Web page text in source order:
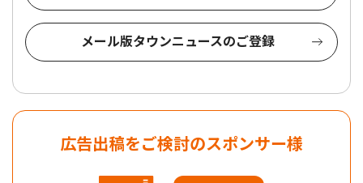
メール版タウンニュースのご登録
広告出稿をご検討のスポンサー様